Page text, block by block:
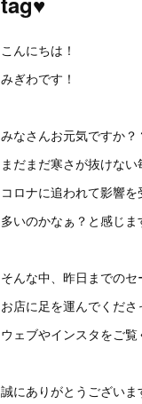
こんにちは！
みぎわです！
みなさんお元気ですか？
まだまだ寒さが抜けない
コロナに追われて影響を
多いのかなぁ？と感じま
そんな中、昨日までのセ
お店に足を運んでくださ
ウェブやインスタをご覧
誠にありがとうございま